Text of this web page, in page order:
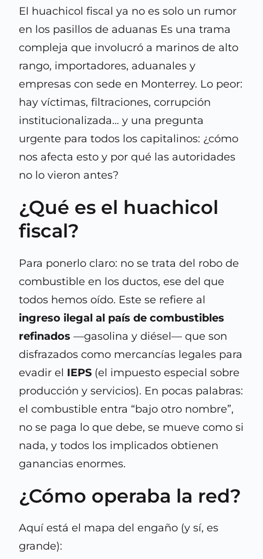
El huachicol fiscal ya no es solo un rumor
en los pasillos de aduanas Es una trama
compleja que involucró a marinos de alto
rango, importadores, aduanales y
empresas con sede en Monterrey. Lo peor:
hay víctimas, filtraciones, corrupción
institucionalizada… y una pregunta
urgente para todos los capitalinos: ¿cómo
nos afecta esto y por qué las autoridades
no lo vieron antes?
¿Qué es el huachicol
fiscal?
Para ponerlo claro: no se trata del robo de
combustible en los ductos, ese del que
todos hemos oído. Este se refiere al
ingreso ilegal al país de combustibles
refinados —gasolina y diésel— que son
disfrazados como mercancías legales para
evadir el IEPS (el impuesto especial sobre
producción y servicios). En pocas palabras:
el combustible entra “bajo otro nombre”,
no se paga lo que debe, se mueve como si
nada, y todos los implicados obtienen
ganancias enormes.
¿Cómo operaba la red?
Aquí está el mapa del engaño (y sí, es
grande):